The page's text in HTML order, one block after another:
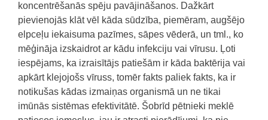
koncentrēšanās spēju pavājināšanos. Dažkārt
pievienojās klāt vēl kāda sūdzība, piemēram, augšējo
elpceļu iekaisuma pazīmes, sāpes vēderā, un tml., ko
mēģināja izskaidrot ar kādu infekciju vai vīrusu. Ļoti
iespējams, ka izraisītājs patiešām ir kāda baktērija vai
apkārt klejojošs vīruss, tomēr fakts paliek fakts, ka ir
notikušas kādas izmaiņas organismā un ne tikai
imūnās sistēmas efektivitātē. Šobrīd pētnieki meklē